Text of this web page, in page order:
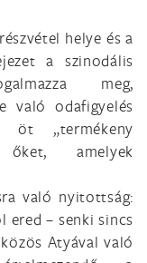
helye és a
a szinodális
meg,
való odafigyelés
öt „termékeny
amelyek
való nyitottság:
ered – senki sincs
Atyával való